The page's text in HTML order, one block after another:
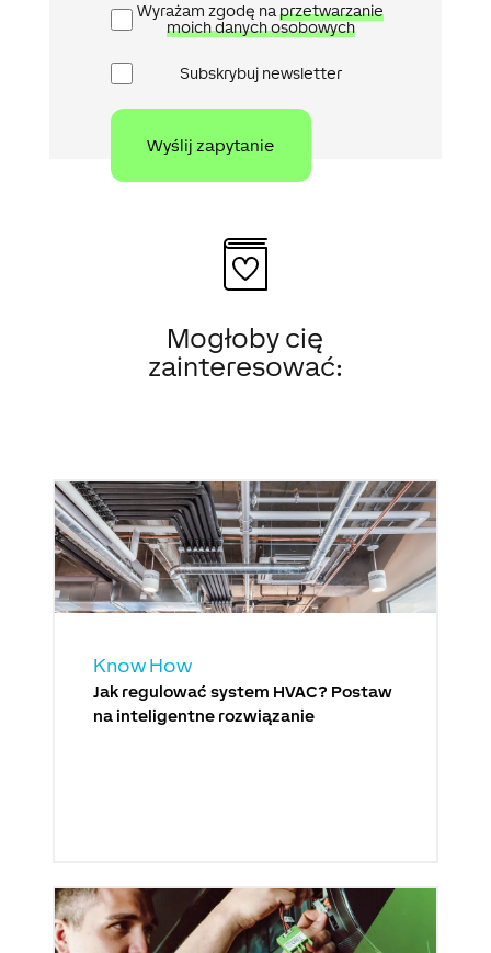
Polityka
prywatności
Wyrażam zgodę naprzetwarzanie
moich danych osobowych
Newsletter
Subskrybuj newsletter
Mogłoby cię
zainteresować:
Know How
Jak regulować system HVAC? Postaw
na inteligentne rozwiązanie